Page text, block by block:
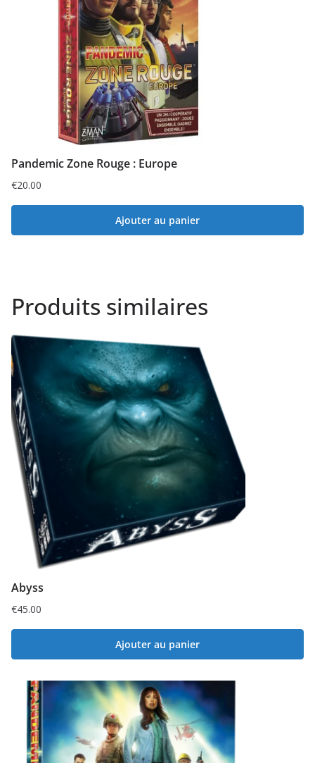
Pandemic Zone Rouge : Europe
€20.00
Ajouter au panier
Produits similaires
Abyss
€45.00
Ajouter au panier